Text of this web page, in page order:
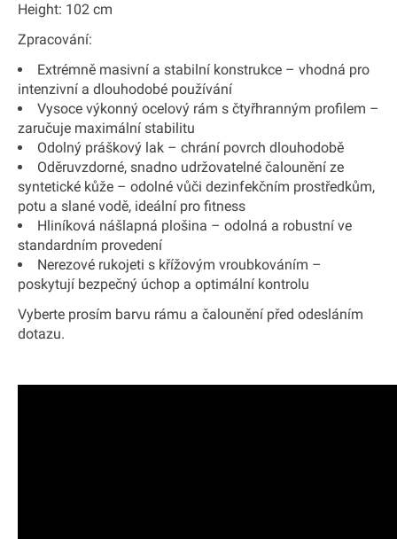
Height: 102 cm
Zpracování:
Extrémně masivní a stabilní konstrukce – vhodná pro
intenzivní a dlouhodobé používání
Vysoce výkonný ocelový rám s čtyřhranným profilem –
zaručuje maximální stabilitu
Odolný práškový lak – chrání povrch dlouhodobě
Oděruvzdorné, snadno udržovatelné čalounění ze
syntetické kůže – odolné vůči dezinfekčním prostředkům,
potu a slané vodě, ideální pro fitness
Hliníková nášlapná plošina – odolná a robustní ve
standardním provedení
Nerezové rukojeti s křížovým vroubkováním –
poskytují bezpečný úchop a optimální kontrolu
Vyberte prosím barvu rámu a čalounění před odesláním
dotazu.